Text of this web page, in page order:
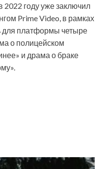
году уже заключил
Prime Video, в рамках
для платформы четыре
о полицейском
и драма о браке